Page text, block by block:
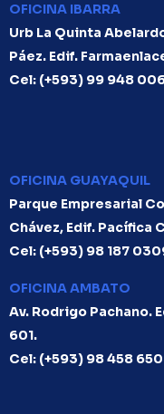
OFICINA IBARRA
Urb La Quinta
Páez. Edif.
Cel: (+593) 99 948
OFICINA GUAYAQUIL
Parque Empresarial
Chávez, Edif. Pacífica
Cel: (+593) 98 187
OFICINA AMBATO
Av. Rodrigo Pachano.
601.
Cel: (+593) 98 458